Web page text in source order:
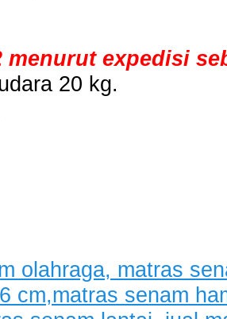
menurut expedisi
20 kg.